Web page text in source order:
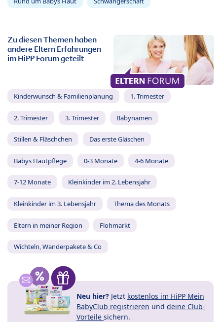
Zu diesen Themen haben
andere Eltern Erfahrungen
im HiPP Forum geteilt
Kinderwunsch & Familienplanung 1. Trimester
2. Trimester 3. Trimester Babynamen
Stillen & Fläschchen Das erste Gläschen
Babys Hautpflege 0-3 Monate 4-6 Monate
7-12 Monate Kleinkinder im 2. Lebensjahr
Kleinkinder im 3. Lebensjahr Thema des Monats
Eltern in meiner Region Flohmarkt
Wichteln, Wanderpakete & Co
Neu hier? Jetzt kostenlos im HiPP Mein
BabyClub registrieren und deine Club-
Vorteile sichern.